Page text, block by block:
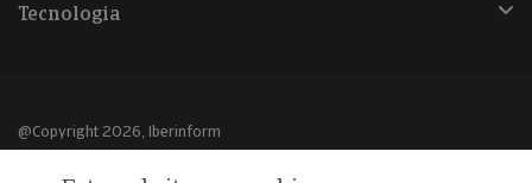
Tecnologia
@Copyright 2026, Iberinform